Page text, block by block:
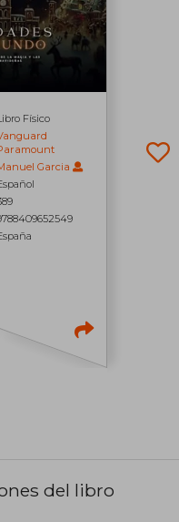
Físico
Garcia
del libro